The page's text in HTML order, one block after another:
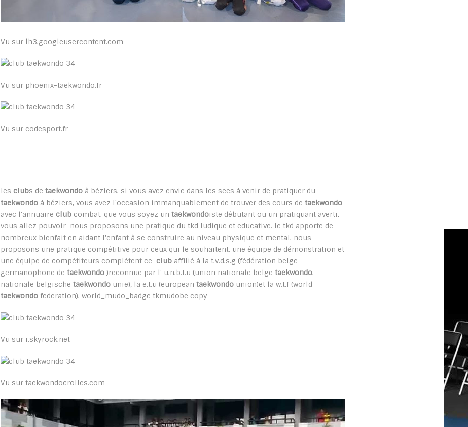
Vu sur lh3.googleusercontent.com
Vu sur phoenix-taekwondo.fr
Vu sur codesport.fr
les clubs detaekwondo à béziers. si vous avez envie dans les sees à venir de pratiquer du
taekwondo à béziers, vous avez l'occasion immanquablement de trouver des cours detaekwondo
avec l'annuaire club combat. que vous soyez untaekwondoiste débutant ou un pratiquant averti,
vous allez pouvoir nous proposons une pratique du tkd ludique et educative. le tkd apporte de
nombreux bienfait en aidant l'enfant à se construire au niveau physique et mental. nous
proposons une pratique compétitive pour ceux qui le souhaitent. une équipe de démonstration et
une équipe de compétiteurs complétent ce club affilié à la t.v.d.s.g (fédération belge
germanophone detaekwondo )reconnue par l' u.n.b.t.u (union nationale belgetaekwondo.
nationale belgischetaekwondo unie), la e.t.u (europeantaekwondo union)et la w.t.f (world
taekwondo federation). world_mudo_badge tkmudobe copy
Vu sur i.skyrock.net
Vu sur taekwondocrolles.com